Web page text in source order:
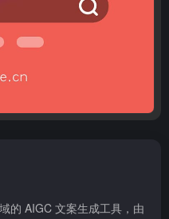
的 AIGC 文案生成工具，由